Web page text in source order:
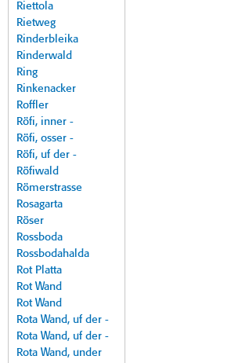
Riettola
Rietweg
Rinderbleika
Rinderwald
Ring
Rinkenacker
Roffler
Röfi, inner -
Röfi, osser -
Röfi, uf der -
Röfiwald
Römerstrasse
Rosagarta
Röser
Rossboda
Rossbodahalda
Rot Platta
Rot Wand
Rot Wand
Rota Wand, uf der -
Rota Wand, uf der -
Rota Wand, under